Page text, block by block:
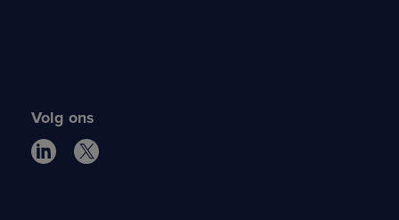
Volg ons